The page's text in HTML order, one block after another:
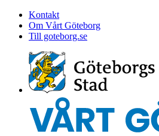
Kontakt
Om Vårt Göteborg
Till goteborg.se